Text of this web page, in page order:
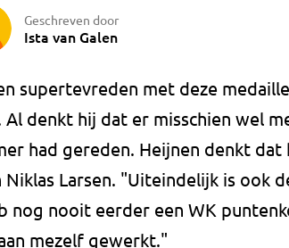
Geschreven door
Ista van Galen
supertevreden met deze
Al denkt hij dat er misschien wel
had gereden. Heijnen denkt
Niklas Larsen. "Uiteindelijk is ook
nog nooit eerder een WK
mezelf gewerkt."